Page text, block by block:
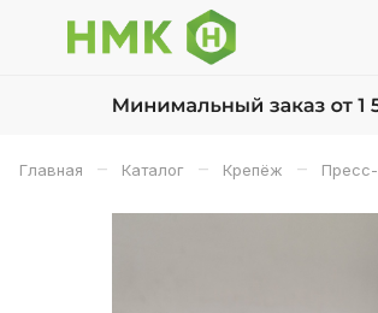
Главная – Каталог – Крепёж –